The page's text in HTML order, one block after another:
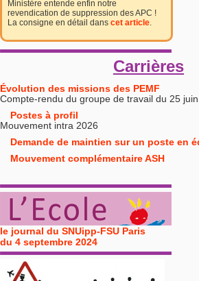
Ministère entende enfin notre
revendication de suppression des APC !
La consigne en détail dans cet article.
Carrières
Évolution des missions des PEMF
Compte-rendu du groupe de travail du 25
Postes à profil
Mouvement intra 2026
Demande de maintien sur un poste en
Mouvement complémentaire ASH
le journal du SNUipp-FSU Paris
du 4 septembre 2024